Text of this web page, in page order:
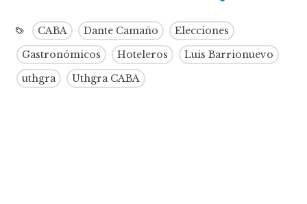
CABA Dante Camaño
Elecciones
Gastronómicos
Hoteleros
Luis Barrionuevo
uthgra
Uthgra CABA